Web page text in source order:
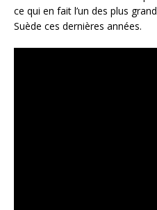
ce qui en fait l’un des plus
Suède ces dernières années.